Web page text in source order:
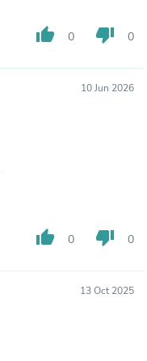
thumb_up 0 thumb_down 0
10 Jun 2026
thumb_up 0 thumb_down 0
13 Oct 2025